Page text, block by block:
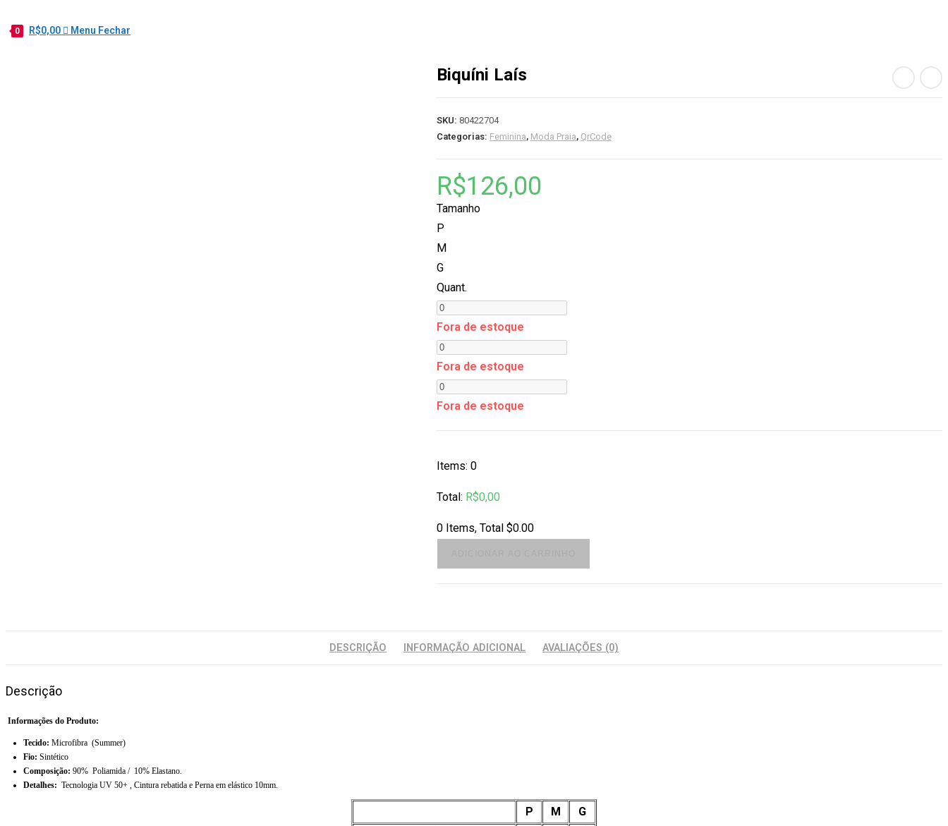
0 R$0,00 Menu Fechar
Biquíni Laís
SKU: 80422704
Categorias: Feminina, Moda Praia, QrCode
R$126,00
Tamanho
P
M
G
Quant.
Fora de estoque
Fora de estoque
Fora de estoque
Items: 0
Total: R$0,00
0 Items, Total $0.00
DESCRIÇÃO INFORMAÇÃO ADICIONAL AVALIAÇÕES (0)
Descrição
Informações do Produto:
Tecido: Microfibra (Summer)
Fio: Sintético
Composição: 90% Poliamida / 10% Elastano.
Detalhes: Tecnologia UV 50+ , Cintura rebatida e Perna em elástico 10mm.
P M
G